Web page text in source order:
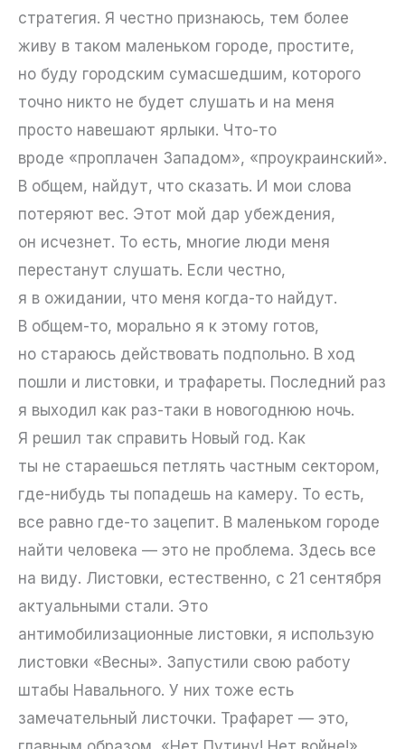
стратегия. Я честно признаюсь, тем более
живу в таком маленьком городе, простите,
но буду городским сумасшедшим, которого
точно никто не будет слушать и на меня
просто навешают ярлыки. Что-то
вроде «проплачен Западом», «проукраинский».
В общем, найдут, что сказать. И мои слова
потеряют вес. Этот мой дар убеждения,
он исчезнет. То есть, многие люди меня
перестанут слушать. Если честно,
я в ожидании, что меня когда-то найдут.
В общем-то, морально я к этому готов,
но стараюсь действовать подпольно. В ход
пошли и листовки, и трафареты. Последний раз
я выходил как раз-таки в новогоднюю ночь.
Я решил так справить Новый год. Как
ты не стараешься петлять частным сектором,
где-нибудь ты попадешь на камеру. То есть,
все равно где-то зацепит. В маленьком городе
найти человека — это не проблема. Здесь все
на виду. Листовки, естественно, с 21 сентября
актуальными стали. Это
антимобилизационные листовки, я использую
листовки «Весны». Запустили свою работу
штабы Навального. У них тоже есть
замечательный листочки. Трафарет — это,